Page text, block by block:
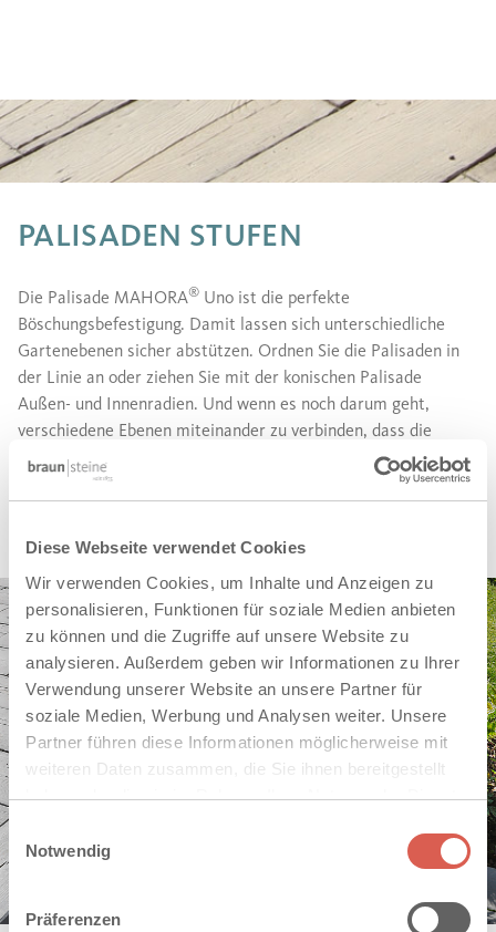
Diese Webseite verwendet Cookies
Wir verwenden Cookies, um Inhalte und Anzeigen zu
personalisieren, Funktionen für soziale Medien anbieten
zu können und die Zugriffe auf unsere Website zu
analysieren. Außerdem geben wir Informationen zu Ihrer
Verwendung unserer Website an unsere Partner für
soziale Medien, Werbung und Analysen weiter. Unsere
Partner führen diese Informationen möglicherweise mit
weiteren Daten zusammen, die Sie ihnen bereitgestellt
haben oder die sie im Rahmen Ihrer Nutzung der Dienste
Cookies, wenn Sie unsere Webseite weiterhin nutzen.
Notwendig
Präferenzen
PALISADEN STUFEN
Die Palisade MAHORA® Uno ist die perfekte
Böschungsbefestigung. Damit lassen sich unterschiedliche
Gartenebenen sicher abstützen. Ordnen Sie die Palisaden in
der Linie an oder ziehen Sie mit der konischen Palisade
Außen- und Innenradien. Und wenn es noch darum geht,
verschiedene Ebenen miteinander zu verbinden, dass die
MAHORA
-Großstufe ideal kombinierbar mit formatgleichen
®-Großdiele. Somit lassen sich homogene